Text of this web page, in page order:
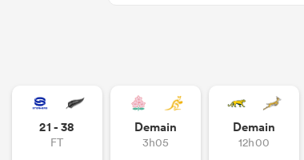
21 - 38
FT
Demain
3h05
Demain
12h00